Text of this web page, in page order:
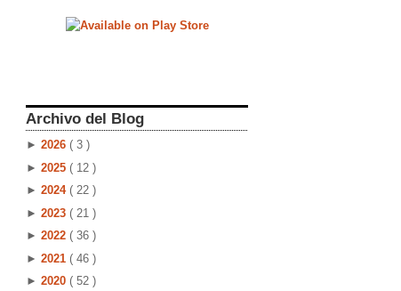
Archivo del Blog
► 2026 ( 3 )
► 2025 ( 12 )
► 2024 ( 22 )
► 2023 ( 21 )
► 2022 ( 36 )
► 2021 ( 46 )
► 2020 ( 52 )